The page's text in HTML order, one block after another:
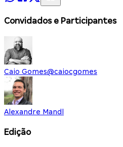
Convidados e Participantes
Caio Gomes@caiocgomes
Alexandre Mandl
Edição